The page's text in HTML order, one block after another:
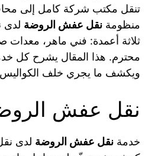
تنقل مكتب شركة كامل إلى
منظومة نقل عفش الروضة لدى
ثلاثة أعمدة: فني ماهر،
محترم. هذا المقال يشرح كل
ويكشف ما يجري خلف الكواليس
نقل عفش
خدمة نقل عفش الروضة